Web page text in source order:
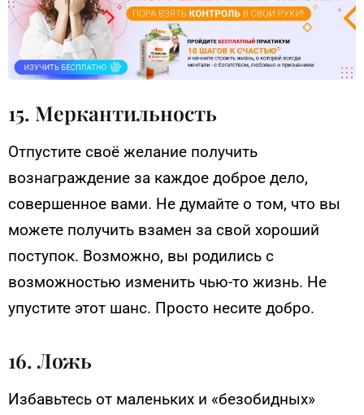
15. Меркантильность
Отпустите своё желание получить
вознаграждение за каждое доброе дело,
совершенное вами. Не думайте о том, что вы
можете получить взамен за свой хороший
поступок. Возможно, вы родились с
возможностью изменить чью-то жизнь. Не
упустите этот шанс. Просто несите добро.
16. Ложь
Избавьтесь от маленьких и «безобидных»